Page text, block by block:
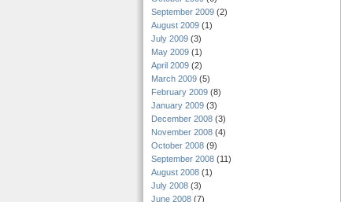
September 2009 (2)
August 2009 (1)
July 2009 (3)
May 2009 (1)
April 2009 (2)
March 2009 (5)
February 2009 (8)
January 2009 (3)
December 2008 (3)
November 2008 (4)
October 2008 (9)
September 2008 (11)
August 2008 (1)
July 2008 (3)
June 2008 (7)